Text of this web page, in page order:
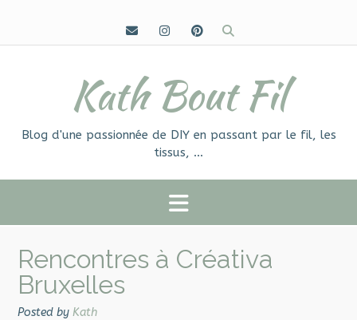
content
Kath Bout Fil
Blog d'une passionnée de DIY en passant par le fil, les
tissus, …
Rencontres à Créativa
Bruxelles
Posted by Kath